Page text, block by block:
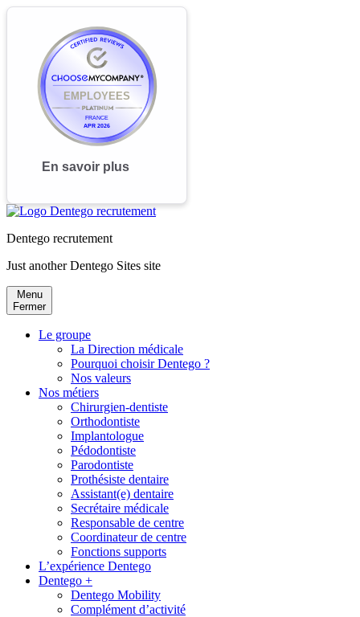
Dentego recrutement
Just another Dentego Sites site
Menu
Fermer
Le groupe
La Direction médicale
Pourquoi choisir Dentego ?
Nos valeurs
Nos métiers
Chirurgien-dentiste
Orthodontiste
Implantologue
Pédodontiste
Parodontiste
Prothésiste dentaire
Assistant(e) dentaire
Secrétaire médicale
Responsable de centre
Coordinateur de centre
Fonctions supports
L’expérience Dentego
Dentego +
Dentego Mobility
Complément d’activité